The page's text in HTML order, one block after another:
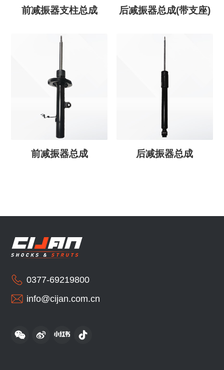
前减振器支柱总成 后减振器总成(带支座)
前减振器总成 后减振器总成
0377-69219800
info@cijan.com.cn